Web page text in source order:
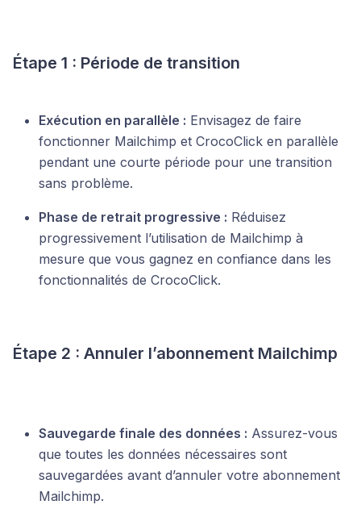
Étape 1 : Période de transition
Exécution en parallèle : Envisagez de faire
fonctionner Mailchimp et CrocoClick en parallèle
pendant une courte période pour une transition
sans problème.
Phase de retrait progressive : Réduisez
progressivement l’utilisation de Mailchimp à
mesure que vous gagnez en confiance dans les
fonctionnalités de CrocoClick.
Étape 2 : Annuler l’abonnement Mailchimp
Sauvegarde finale des données : Assurez-vous
que toutes les données nécessaires sont
sauvegardées avant d’annuler votre abonnement
Mailchimp.